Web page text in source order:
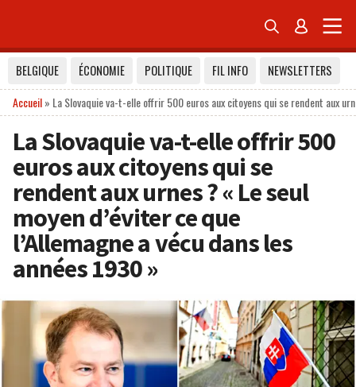
 
BELGIQUE ÉCONOMIE POLITIQUE FIL INFO
NEWSLETTERS
Accueil» La Slovaquie va-t-elle offrir 500 euros aux citoyens qui se rendent aux
La Slovaquie va-t-elle offrir 500
euros aux citoyens qui se
rendent aux urnes ? « Le seul
moyen d’éviter ce que
l’Allemagne a vécu dans les
années 1930 »